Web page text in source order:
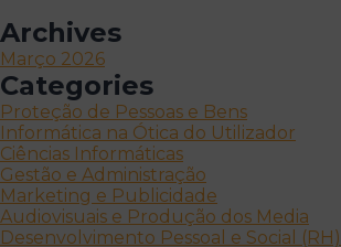
Archives
Março 2026
Categories
Proteção de Pessoas e Bens
Informática na Ótica do Utilizador
Ciências Informáticas
Gestão e Administração
Marketing e Publicidade
Audiovisuais e Produção dos Media
Desenvolvimento Pessoal e Social (RH)